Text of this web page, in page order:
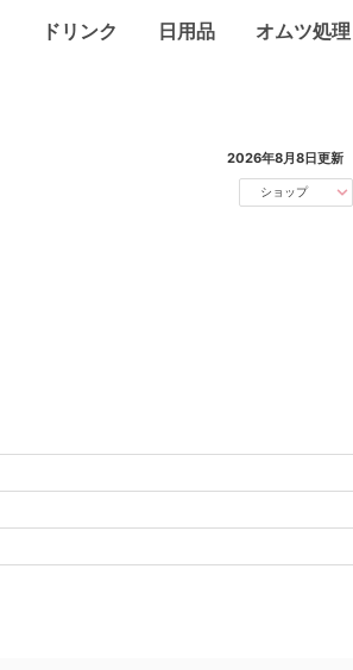
ドリンク 日用品 オムツ処理
2026年8月8日更新
ショップ